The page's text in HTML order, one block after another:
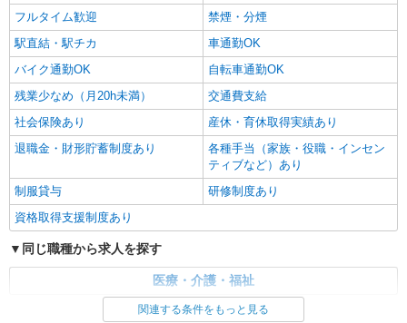
フルタイム歓迎
禁煙・分煙
駅直結・駅チカ
車通勤OK
バイク通勤OK
自転車通勤OK
残業少なめ（月20h未満）
交通費支給
社会保険あり
産休・育休取得実績あり
退職金・財形貯蓄制度あり
各種手当（家族・役職・インセン
ティブなど）あり
制服貸与
研修制度あり
資格取得支援制度あり
同じ職種から求人を探す
医療・介護・福祉
同じ特徴から求人を探す関連する条件をもっと見る